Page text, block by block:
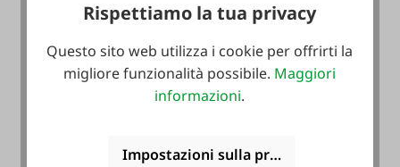
#FA101841
Rispettiamo la tua privacy
Questo sito web utilizza i cookie per offrirti la
migliore funzionalità possibile. Maggiori
informazioni.
Impostazioni sulla privacy